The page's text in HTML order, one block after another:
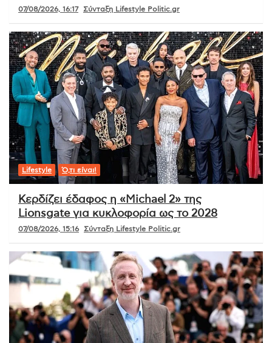
07/08/2026, 16:17 Σύνταξη Lifestyle Politic.gr
Lifestyle Ό,τι είναι!
Κερδίζει έδαφος η «Michael 2» της
Lionsgate για κυκλοφορία ως το 2028
07/08/2026, 15:16 Σύνταξη Lifestyle Politic.gr